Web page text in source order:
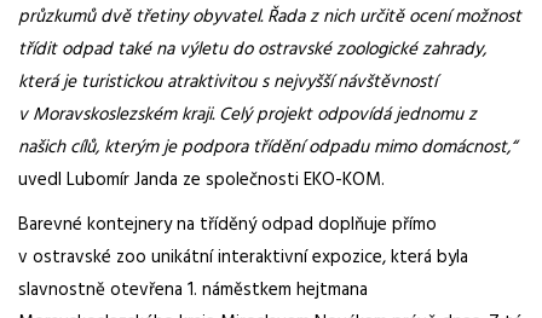
průzkumů dvě třetiny obyvatel. Řada z nich určitě ocení možnost
třídit odpad také na výletu do ostravské zoologické zahrady,
která je turistickou atraktivitou s nejvyšší návštěvností
v Moravskoslezském kraji. Celý projekt odpovídá jednomu z
našich cílů, kterým je podpora třídění odpadu mimo domácnost,“
uvedl Lubomír Janda ze společnosti EKO-KOM.
Barevné kontejnery na tříděný odpad doplňuje přímo
v ostravské zoo unikátní interaktivní expozice, která byla
slavnostně otevřena 1. náměstkem hejtmana